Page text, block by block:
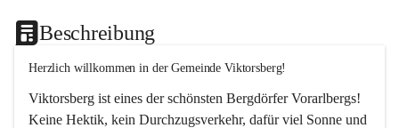
Beschreibung
Herzlich willkommen in der Gemeinde Viktorsberg!
Viktorsberg ist eines der schönsten Bergdörfer Vorarlbergs!
Keine Hektik, kein Durchzugsverkehr, dafür viel Sonne und